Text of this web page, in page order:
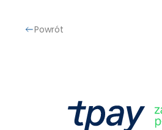
Powrót